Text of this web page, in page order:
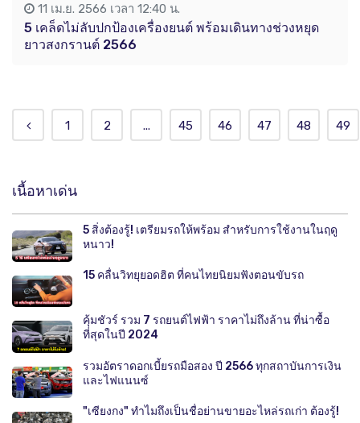
11 เม.ย. 2566 เวลา 12:40 น.
5 เคล็ดไม่ลับปกป้องเครื่องยนต์ พร้อมเดินทางช่วงหยุด
ยาวสงกรานต์ 2566
1 2 ... 45 46 47 48 49
เนื้อหาเด่น
5 สิ่งต้องรู้! เตรียมรถให้พร้อม สำหรับการใช้งานในฤดู
หนาว!
15 คลื่นวิทยุยอดฮิต ที่คนไทยนิยมฟังตอนขับรถ
คุ้มชัวร์ รวม 7 รถยนต์ไฟฟ้า ราคาไม่ถึงล้าน ที่น่าซื้อ
ที่สุดในปี 2024
รวมอัตราดอกเบี้ยรถมือสอง ปี 2566 ทุกสถาบันการเงิน
และไฟแนนซ์
"เซียงกง" ทำไมถึงเป็นชื่อย่านขายอะไหล่รถเก่า ต้องรู้!